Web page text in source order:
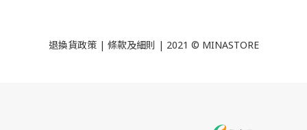
退換貨政策| 條款及細則 | 2021 © MINASTORE